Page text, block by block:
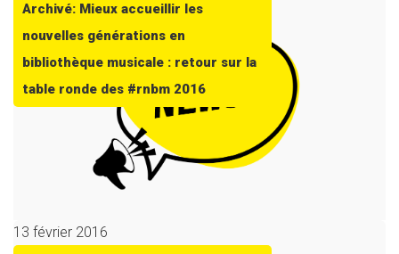
Archivé: Mieux accueillir les
nouvelles générations en
bibliothèque musicale : retour sur la
table ronde des #rnbm 2016
13 février 2016